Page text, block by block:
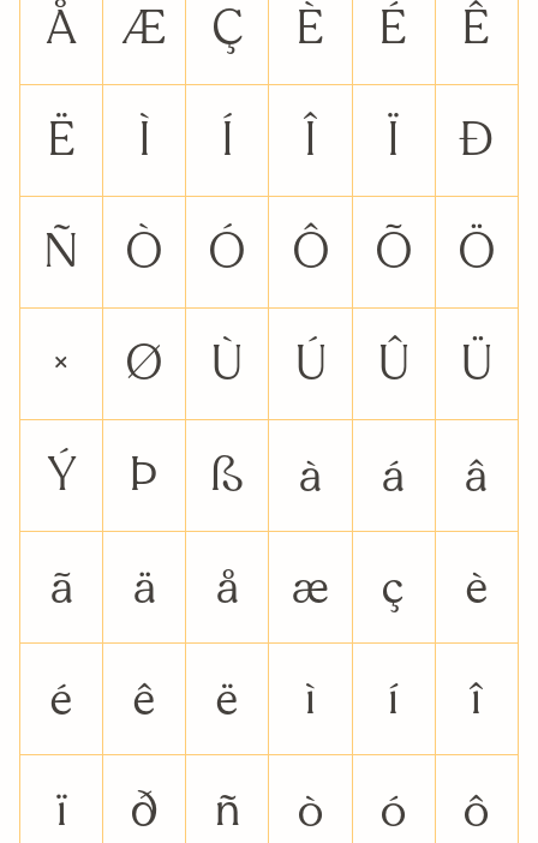
Å
Æ Ç È É
Ê
Ë
Ì Í Î Ï
Ð
Ñ
Ò Ó Ô Õ
Ö
×
Ø Ù Ú Û
Ü
Ý
Þ ß à á
â
ã
ä å æ ç
è
é
ê ë ì í
î
ï
ð ñ ò ó
ô